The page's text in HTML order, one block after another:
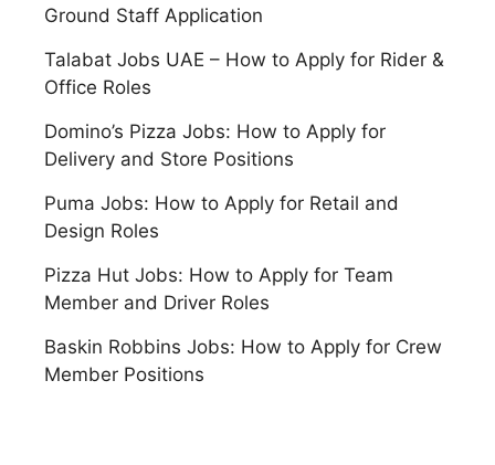
Ground Staff Application
Talabat Jobs UAE – How to Apply for Rider &
Office Roles
Domino’s Pizza Jobs: How to Apply for
Delivery and Store Positions
Puma Jobs: How to Apply for Retail and
Design Roles
Pizza Hut Jobs: How to Apply for Team
Member and Driver Roles
Baskin Robbins Jobs: How to Apply for Crew
Member Positions